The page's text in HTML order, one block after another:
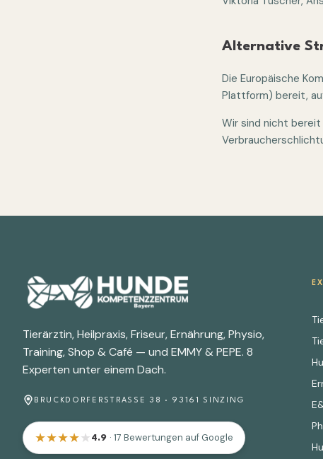
Alternative
Die Europäische
Plattform) bereit,
Wir sind nicht
Tierärztin, Heilpraxis, Friseur, Ernährung, Physio,
Training, Shop & Café — und EMMY & PEPE. 8
Experten unter einem Dach.
BRUCKDORFERSTRASSE 38 · 93161 SINZING
★★★★★ 4.9 · 17 Bewertungen auf Google